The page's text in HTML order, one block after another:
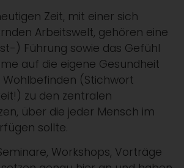
Zeit, mit einer sich
Arbeitswelt, gehören eine
) Führung sowie das Gefühl
auf die eigene Gesundheit
Wohlbefinden (Stichwort
zu den zentralen
über die jeder Mensch im
sollte.
Workshops, Vorträge